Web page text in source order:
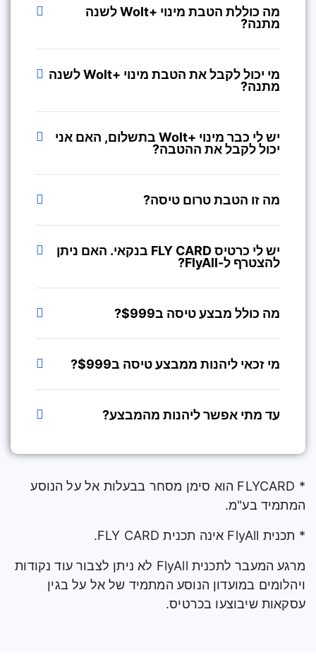
מה כוללת הטבת מינוי +Wolt לשנה
מתנה?
מי יכול לקבל את הטבת מינוי +Wolt לשנה
מתנה?
יש לי כבר מינוי +Wolt בתשלום, האם אני
יכול לקבל את ההטבה?
מה זו הטבת טרום טיסה?
יש לי כרטיס FLY CARD בנקאי. האם ניתן
להצטרף ל-FlyAll?
מה כולל מבצע טיסה ב$999?
מי זכאי ליהנות ממבצע טיסה ב$999?
עד מתי אפשר ליהנות מהמבצע?
* FLYCARD הוא סימן מסחר בבעלות אל על הנוסע
המתמיד בע"מ.
* תכנית FlyAll אינה תכנית FLY CARD.
מרגע המעבר לתכנית FlyAll לא ניתן לצבור עוד נקודות
ויהלומים במועדון הנוסע המתמיד של אל על בגין
עסקאות שיבוצעו בכרטיס.